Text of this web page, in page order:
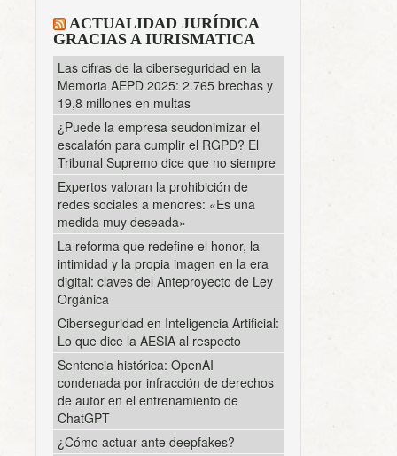
ACTUALIDAD JURÍDICA
GRACIAS A IURISMATICA
Las cifras de la ciberseguridad en la
Memoria AEPD 2025: 2.765 brechas y
19,8 millones en multas
¿Puede la empresa seudonimizar el
escalafón para cumplir el RGPD? El
Tribunal Supremo dice que no siempre
Expertos valoran la prohibición de
redes sociales a menores: «Es una
medida muy deseada»
La reforma que redefine el honor, la
intimidad y la propia imagen en la era
digital: claves del Anteproyecto de Ley
Orgánica
Ciberseguridad en Inteligencia Artificial:
Lo que dice la AESIA al respecto
Sentencia histórica: OpenAI
condenada por infracción de derechos
de autor en el entrenamiento de
ChatGPT
¿Cómo actuar ante deepfakes?